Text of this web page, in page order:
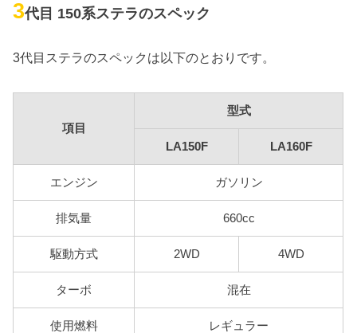
3代目 150系ステラのスペック
3代目ステラのスペックは以下のとおりです。
項目
型式
LA150F LA160F
エンジン ガソリン
排気量 660cc
駆動方式 2WD 4WD
ターボ 混在
使用燃料 レギュラー